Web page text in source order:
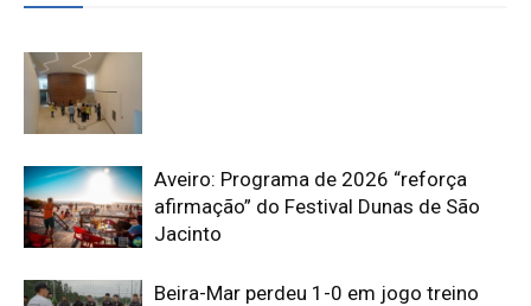
Aveiro: Programa de 2026 “reforça
afirmação” do Festival Dunas de São
Jacinto
Beira-Mar perdeu 1-0 em jogo treino